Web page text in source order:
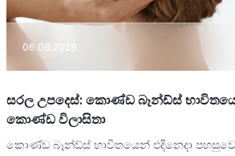
06.08.2026
සරල උපදෙස්: කොණ්ඩ බෑන්ඩ්ස්
කොණ්ඩ විලාසිතා
කොණ්ඩ බෑන්ඩ්ස් භාවිතයෙන් එදිනෙදා